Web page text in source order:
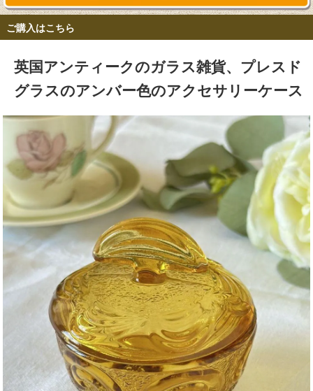
ご購入はこちら
英国アンティークのガラス雑貨、プレスド
グラスのアンバー色のアクセサリーケース